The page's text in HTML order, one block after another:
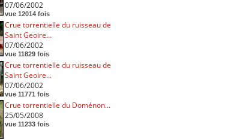
07/06/2002
vue 12014 fois
Crue torrentielle du ruisseau de
Saint Geoire...
07/06/2002
vue 11829 fois
Crue torrentielle du ruisseau de
Saint Geoire...
07/06/2002
vue 11771 fois
Crue torrentielle du Doménon...
25/05/2008
vue 11233 fois